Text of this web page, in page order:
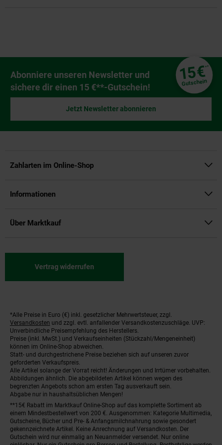
Newsletter Anmeldung
Abonniere unseren Newsletter und
sichere dir einen 15 €**-Gutschein!
15€**
Gutschein
Jetzt Newsletter abonnieren
Zahlarten im Online-Shop
Informationen
Über Marktkauf
Vertrag widerrufen
Fußnoten
*Alle Preise in Euro (€) inkl. gesetzlicher Mehrwertsteuer, zzgl.
Versandkosten und zzgl. evtl. anfallender Versandkostenzuschläge. UVP:
Unverbindliche Preisempfehlung des Herstellers.
Preise (inkl. MwSt.) und Verkaufseinheiten (Stückzahl/Mengeneinheit)
können im Online-Shop abweichen.
Statt- und durchgestrichene Preise beziehen sich auf unseren zuvor
geforderten Verkaufspreis.
Alle Artikel solange der Vorrat reicht! Änderungen und Irrtümer vorbehalten.
Abbildungen ähnlich. Die abgebildeten Artikel können wegen des
begrenzten Angebots schon am ersten Tag ausverkauft sein.
Abgabe nur in haushaltsüblichen Mengen!
**15€ Rabatt im Marktkauf Online-Shop auf das komplette Sortiment ab
einem Mindestbestellwert von 200 €. Ausgenommen: Kategorie Multimedia,
Gutscheine, Bücher und Pre- & Anfangsmilchnahrung sowie gesondert
gekennzeichnete Artikel. Keine Anrechnung auf Versandkosten. Der
Gutschein wird nur einmalig an Neuanmelder versendet. Nur online